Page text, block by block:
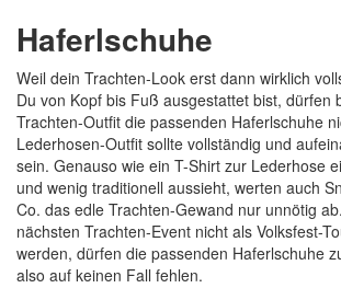
Haferlschuhe
Weil dein Trachten-Look erst dann wirklich
Du von Kopf bis Fuß ausgestattet bist, dürfen
Trachten-Outfit die passenden Haferlschuhe
Lederhosen-Outfit sollte vollständig und
sein. Genauso wie ein T-Shirt zur Lederhose
und wenig traditionell aussieht, werten auch
Co. das edle Trachten-Gewand nur unnötig
nächsten Trachten-Event nicht als Volksfest-
werden, dürfen die passenden Haferlschuhe
also auf keinen Fall fehlen.